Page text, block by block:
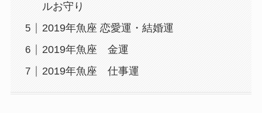
ルお守り
2019年魚座 恋愛運・結婚運
2019年魚座 金運
2019年魚座 仕事運